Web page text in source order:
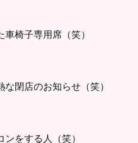
車椅子専用席（笑）
閉店のお知らせ（笑）
ンをする人（笑）